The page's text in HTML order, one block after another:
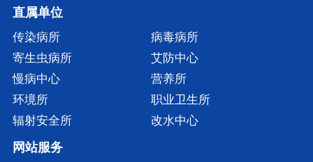
直属单位
传染病所
病毒病所
寄生虫病所
艾防中心
慢病中心
营养所
环境所
职业卫生所
辐射安全所
改水中心
网站服务